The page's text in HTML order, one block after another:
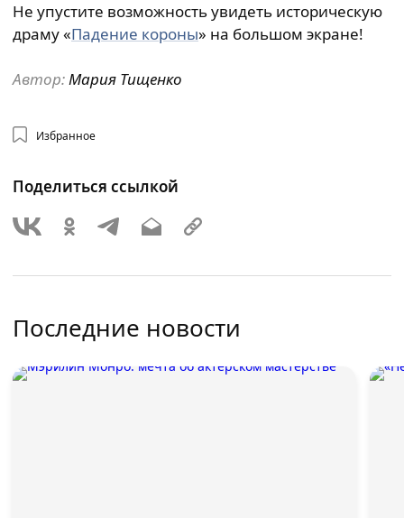
Не упустите возможность увидеть историческую
драму «Падение короны» на большом экране!
Автор:Мария Тищенко
Избранное
Поделиться ссылкой
Последние новости